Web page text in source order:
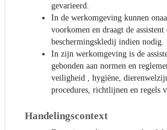
gevarieerd.
In de werkomgeving kunnen
voorkomen en draagt de
beschermingskledij indien nodig.
In zijn werkomgeving is de
gebonden aan normen en
veiligheid , hygiëne,
procedures, richtlijnen en regels
Handelingscontext